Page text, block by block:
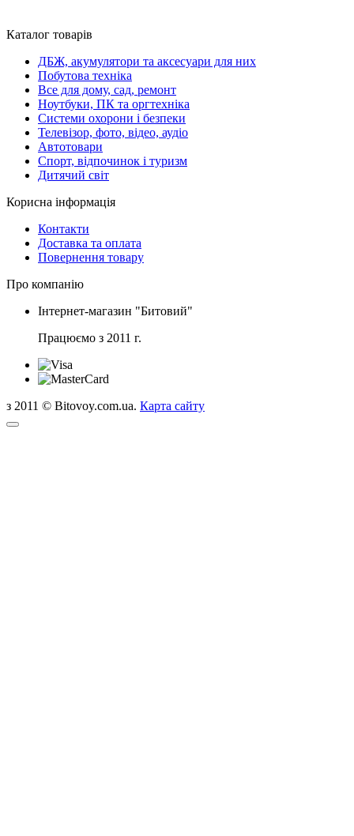
Каталог товарів
ДБЖ, акумулятори та аксесуари для них
Побутова техніка
Все для дому, сад, ремонт
Ноутбуки, ПК та оргтехніка
Системи охорони і безпеки
Телевізор, фото, відео, аудіо
Автотовари
Спорт, відпочинок і туризм
Дитячий світ
Корисна інформація
Контакти
Доставка та оплата
Повернення товару
Про компанію
Інтернет-магазин "Битовий"
Працюємо з 2011 г.
з 2011 © Bitovoy.com.ua. Карта сайту